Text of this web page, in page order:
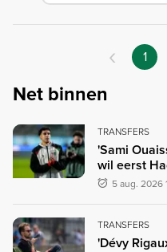
‹ 1
Net binnen
TRANSFERS
'Sami
wil eerst
5 aug. 2026
TRANSFERS
'Dévy